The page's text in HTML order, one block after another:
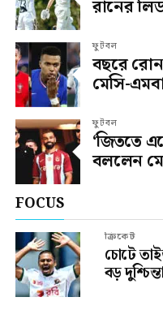
রানের
ফুটবল
বছরে
মেসি-
ফুটবল
‘জিততে
বললেন
FOCUS
ক্রিকেট
চোটে
বড়